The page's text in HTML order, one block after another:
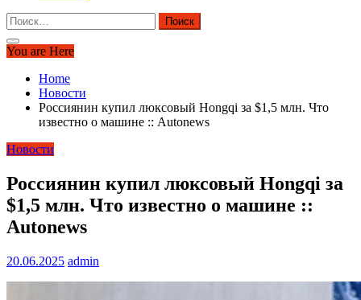
Найти:
You are Here
Home
Новости
Россиянин купил люксовый Hongqi за $1,5 млн. Что
известно о машине :: Autonews
Новости
Россиянин купил люксовый Hongqi за
$1,5 млн. Что известно о машине ::
Autonews
20.06.2025 admin